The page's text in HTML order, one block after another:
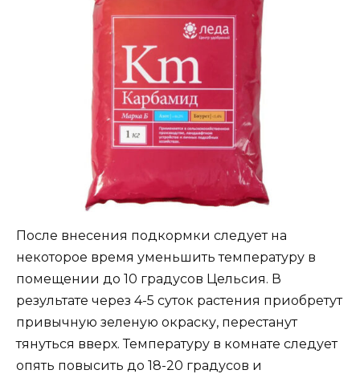
После внесения подкормки следует на
некоторое время уменьшить температуру в
помещении до 10 градусов Цельсия. В
результате через 4-5 суток растения приобретут
привычную зеленую окраску, перестанут
тянуться вверх. Температуру в комнате следует
опять повысить до 18-20 градусов и